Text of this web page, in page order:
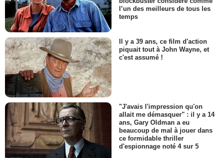
l’un des meilleurs de tous les
temps
Il y a 39 ans, ce film d'action
piquait tout à John Wayne, et
c'est assumé !
"J'avais l'impression qu'on
allait me démasquer" : il y a 14
ans, Gary Oldman a eu
beaucoup de mal à jouer dans
ce formidable thriller
d'espionnage noté 4 sur 5